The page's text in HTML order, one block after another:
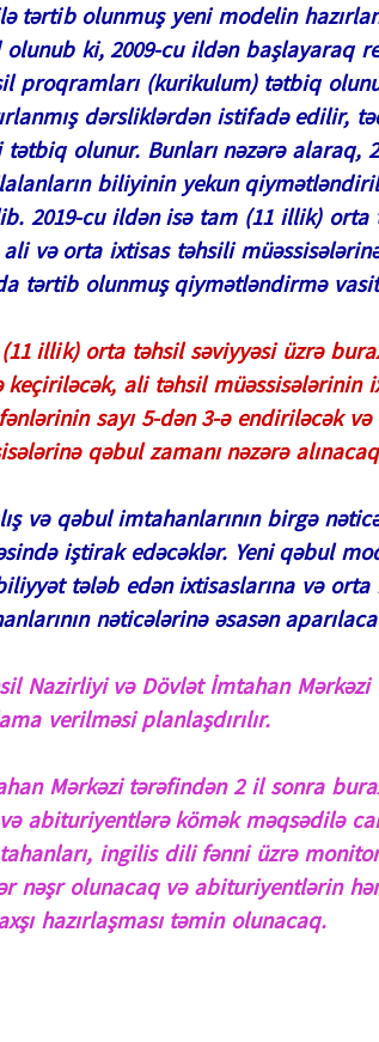
tərtib olunmuş yeni modelin
ki, 2009-cu ildən başlayaraq
proqramları (kurikulum) tətbiq
dərsliklərdən istifadə edilir,
olunur. Bunları nəzərə alaraq,
biliyinin yekun
2019-cu ildən isə tam (11 illik) orta
və orta ixtisas təhsili
tərtib olunmuş qiymətləndirmə
illik) orta təhsil səviyyəsi üzrə
ali təhsil müəssisələrinin
sayı 5-dən 3-ə endiriləcək və
qəbul zamanı nəzərə
və qəbul imtahanlarının birgə
iştirak edəcəklər. Yeni qəbul
tələb edən ixtisaslarına və
nəticələrinə əsasən
Nazirliyi və Dövlət İmtahan
verilməsi planlaşdırılır.
Mərkəzi tərəfindən 2 il sonra
abituriyentlərə kömək məqsədilə
ingilis dili fənni üzrə
nəşr olunacaq və abituriyentlərin
hazırlaşması təmin olunacaq.